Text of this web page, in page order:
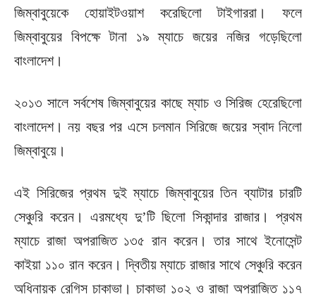
জিম্বাবুয়েকে হোয়াইটওয়াশ করেছিলো টাইগাররা। ফলে
জিম্বাবুয়ের বিপক্ষে টানা ১৯ ম্যাচে জয়ের নজির গড়েছিলো
বাংলাদেশ।
২০১৩ সালে সর্বশেষ জিম্বাবুয়ের কাছে ম্যাচ ও সিরিজ হেরেছিলো
বাংলাদেশ। নয় বছর পর এসে চলমান সিরিজে জয়ের স্বাদ নিলো
জিম্বাবুয়ে।
এই সিরিজের প্রথম দুই ম্যাচে জিম্বাবুয়ের তিন ব্যাটার চারটি
সেঞ্চুরি করেন। এরমধ্যে দু’টি ছিলো সিকান্দার রাজার। প্রথম
ম্যাচে রাজা অপরাজিত ১৩৫ রান করেন। তার সাথে ইনোসেন্ট
কাইয়া ১১০ রান করেন। দ্বিতীয় ম্যাচে রাজার সাথে সেঞ্চুরি করেন
অধিনায়ক রেগিস চাকাভা। চাকাভা ১০২ ও রাজা অপরাজিত ১১৭